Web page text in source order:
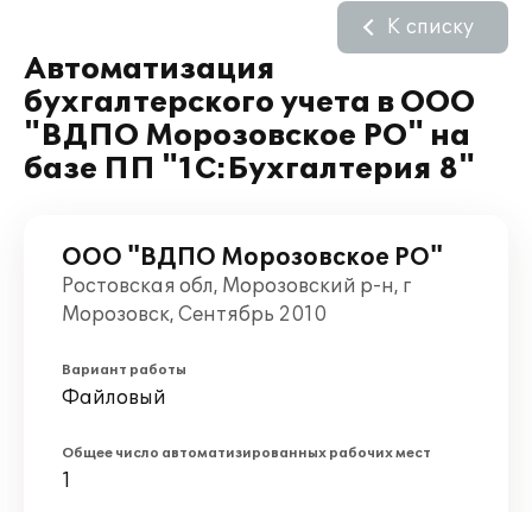
Автоматизация
бухгалтерского учета в ООО
"ВДПО Морозовское РО" на
базе ПП "1С:Бухгалтерия 8"
К списку
ООО "ВДПО Морозовское РО"
Ростовская обл, Морозовский р-н, г
Морозовск, Сентябрь 2010
Вариант работы
Файловый
Общее число автоматизированных рабочих мест
1